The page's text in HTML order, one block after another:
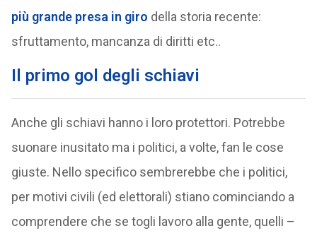
più grande presa in giro della storia recente:
sfruttamento, mancanza di diritti etc..
Il primo gol degli schiavi
Anche gli schiavi hanno i loro protettori. Potrebbe
suonare inusitato ma i politici, a volte, fan le cose
giuste. Nello specifico sembrerebbe che i politici,
per motivi civili (ed elettorali) stiano cominciando a
comprendere che se togli lavoro alla gente, quelli –